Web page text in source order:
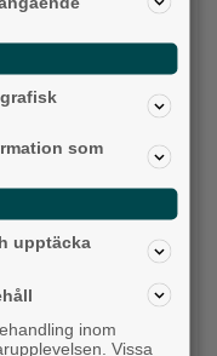
det var val
som
upptäcka
inom
Vissa